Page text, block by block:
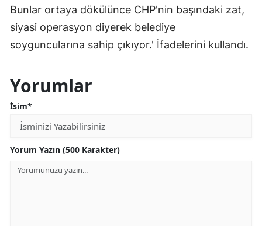
Bunlar ortaya dökülünce CHP'nin başındaki zat,
siyasi operasyon diyerek belediye
soyguncularına sahip çıkıyor.' İfadelerini kullandı.
Yorumlar
İsim*
Yorum Yazın (500 Karakter)